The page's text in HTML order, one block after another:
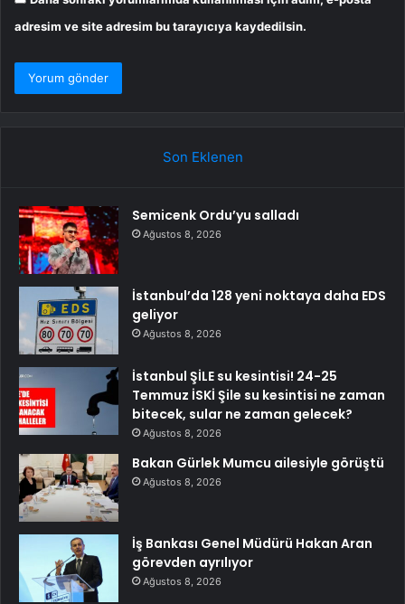
adresim ve site adresim bu tarayıcıya kaydedilsin.
Son Eklenen
Semicenk Ordu’yu salladı
Ağustos 8, 2026
İstanbul’da 128 yeni noktaya daha EDS
geliyor
Ağustos 8, 2026
İstanbul ŞİLE su kesintisi! 24-25
Temmuz İSKİ Şile su kesintisi ne zaman
bitecek, sular ne zaman gelecek?
Ağustos 8, 2026
Bakan Gürlek Mumcu ailesiyle görüştü
Ağustos 8, 2026
İş Bankası Genel Müdürü Hakan Aran
görevden ayrılıyor
Ağustos 8, 2026